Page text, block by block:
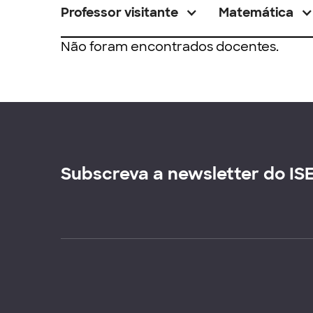
Professor visitante Matemática
Não foram encontrados docentes.
Subscreva a newsletter do